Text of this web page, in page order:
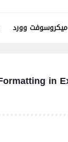
ميكروسوفت وورد